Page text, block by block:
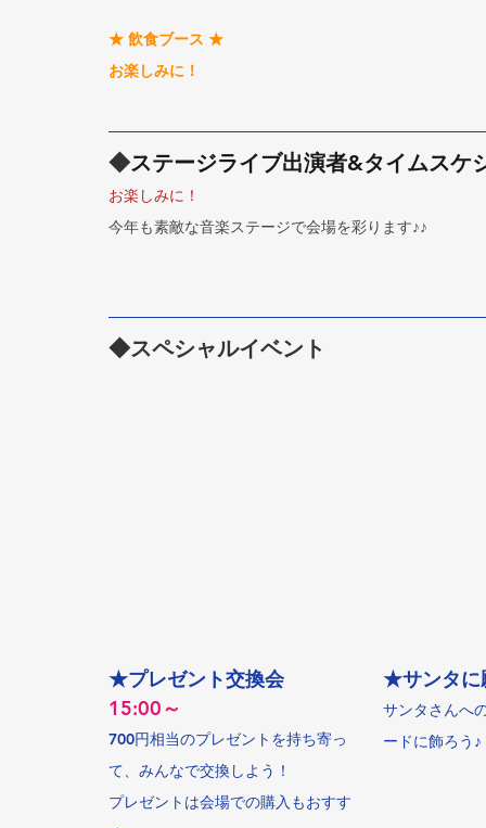
★ 飲食ブース ★
お楽しみに！
◆ステージライブ出演者&タイムスケ
お楽しみに！
今年も素敵な音楽ステージで会場を彩ります♪♪
◆スペシャルイベント
★プレゼント交換会
15:00～
700円相当のプレゼントを持ち寄っ
て、みんなで交換しよう！
プレゼントは会場での購入もおすす
★サンタに
サンタさんへ
ードに飾ろう♪